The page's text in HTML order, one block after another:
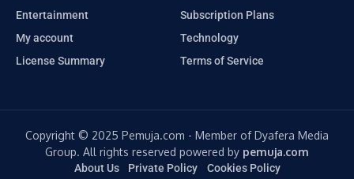
Entertainment
Subscription Plans
My account
Technology
License Summary
Terms of Service
Copyright © 2025 Pemuja.com - Member of Dyafera Media
Group. All rights reserved powered by pemuja.com
About Us Private Policy Cookies Policy